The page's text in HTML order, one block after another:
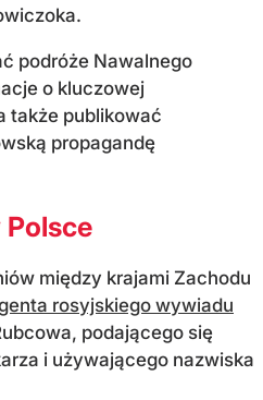
podróże Nawalnego
o kluczowej
także publikować
propagandę
Polsce
między krajami Zachodu
rosyjskiego wywiadu
podającego się
i używającego nazwiska